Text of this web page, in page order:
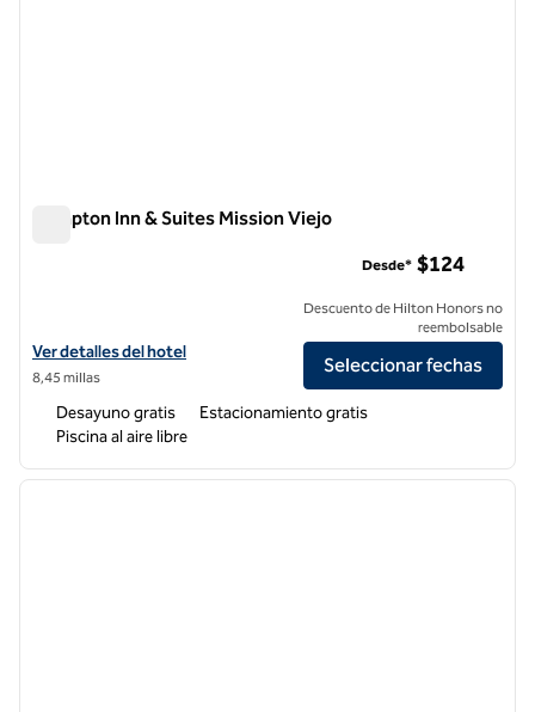
Hampton Inn & Suites Mission Viejo
Ver detalles del hotel Hampton Inn & Suites Mission Viejo
Ver detalles del hotel
8,45 millas
Desde* $124
Descuento de Hilton Honors no
reembolsable
Seleccionar fechas
Desayuno gratis
Estacionamiento gratis
Piscina al aire libre
1 de 12